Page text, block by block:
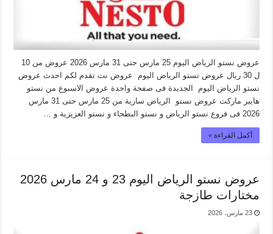
عروض نستو الرياض اليوم 25 مارس حتى 31 مارس 2026 عروض من 10
ل 30 ريال عروض نستو الرياض اليوم عروض نت تقدم لكم احدث عروض
نستو الرياض اليوم الجديدة فى صفحة واحدة عروض الاسبوع من نستو
هايبر ماركت عروض نستو الرياض سارية من 25 مارس حتى 31 مارس
2026 فى فروع نستو الرياض و نستو البطحاء و نستو العزيزية و …
أكمل القراءة »
عروض نستو الرياض اليوم 23 و 24 مارس 2026
مختارات طازجة
23 مارس، 2026